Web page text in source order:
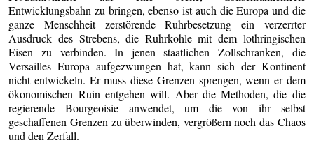
Entwicklungsbahn zu bringen, ebenso ist auch die Europa und die
ganze Menschheit zerstörende Ruhrbesetzung ein verzerrter
Ausdruck des Strebens, die Ruhrkohle mit dem lothringischen
Eisen zu verbinden. In jenen staatlichen Zollschranken, die
Versailles Europa aufgezwungen hat, kann sich der Kontinent
nicht entwickeln. Er muss diese Grenzen sprengen, wenn er dem
ökonomischen Ruin entgehen will. Aber die Methoden, die die
regierende Bourgeoisie anwendet, um die von ihr selbst
geschaffenen Grenzen zu überwinden, vergrößern noch das Chaos
und den Zerfall.